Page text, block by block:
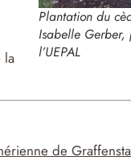
Plantation du
Isabelle Gerber,
l’UEPAL
la
de